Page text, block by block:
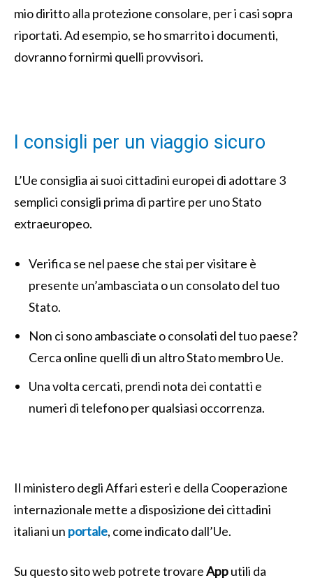
mio diritto alla protezione consolare, per i casi sopra
riportati. Ad esempio, se ho smarrito i documenti,
dovranno fornirmi quelli provvisori.
I consigli per un viaggio sicuro
L’Ue consiglia ai suoi cittadini europei di adottare 3
semplici consigli prima di partire per uno Stato
extraeuropeo.
Verifica se nel paese che stai per visitare è
presente un’ambasciata o un consolato del tuo
Stato.
Non ci sono ambasciate o consolati del tuo paese?
Cerca online quelli di un altro Stato membro Ue.
Una volta cercati, prendi nota dei contatti e
numeri di telefono per qualsiasi occorrenza.
Il ministero degli Affari esteri e della Cooperazione
internazionale mette a disposizione dei cittadini
italiani un portale, come indicato dall’Ue.
Su questo sito web potrete trovareApputili da